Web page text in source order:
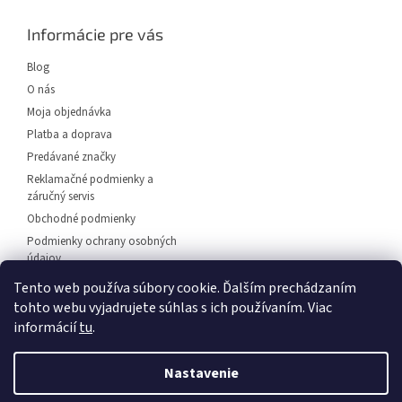
Tento web používa súbory cookie. Ďalším prechádzaním
tohto webu vyjadrujete súhlas s ich používaním. Viac
informáciítu.
Nastavenie
Informácie pre vás
Blog
O nás
Moja objednávka
Platba a doprava
Predávané značky
Reklamačné podmienky a
záručný servis
Obchodné podmienky
Podmienky ochrany osobných
údajov
Predajňa svietidiel Dunajská
Streda
Napíšte nám